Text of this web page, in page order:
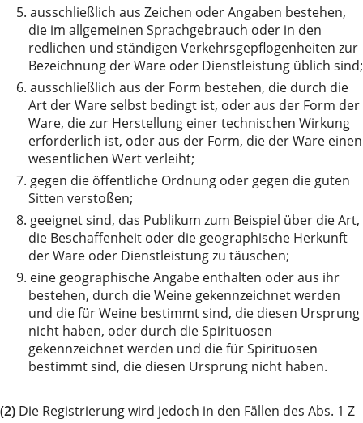
5. ausschließlich aus Zeichen oder Angaben bestehen,
die im allgemeinen Sprachgebrauch oder in den
redlichen und ständigen Verkehrsgepflogenheiten zur
Bezeichnung der Ware oder Dienstleistung üblich sind;
6. ausschließlich aus der Form bestehen, die durch die
Art der Ware selbst bedingt ist, oder aus der Form der
Ware, die zur Herstellung einer technischen Wirkung
erforderlich ist, oder aus der Form, die der Ware einen
wesentlichen Wert verleiht;
7. gegen die öffentliche Ordnung oder gegen die guten
Sitten verstoßen;
8. geeignet sind, das Publikum zum Beispiel über die Art,
die Beschaffenheit oder die geographische Herkunft
der Ware oder Dienstleistung zu täuschen;
9. eine geographische Angabe enthalten oder aus ihr
bestehen, durch die Weine gekennzeichnet werden
und die für Weine bestimmt sind, die diesen Ursprung
nicht haben, oder durch die Spirituosen
gekennzeichnet werden und die für Spirituosen
bestimmt sind, die diesen Ursprung nicht haben.
(2) Die Registrierung wird jedoch in den Fällen des Abs. 1 Z